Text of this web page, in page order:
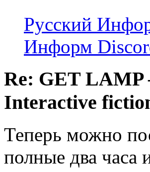
Русский
Информ
Re: GET
Interactive
Теперь можно
полные два часа